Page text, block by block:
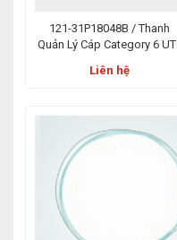
121-31P18048B / Thanh
Quản Lý Cáp Category 6 UTP
Down 48 Port
Liên hệ